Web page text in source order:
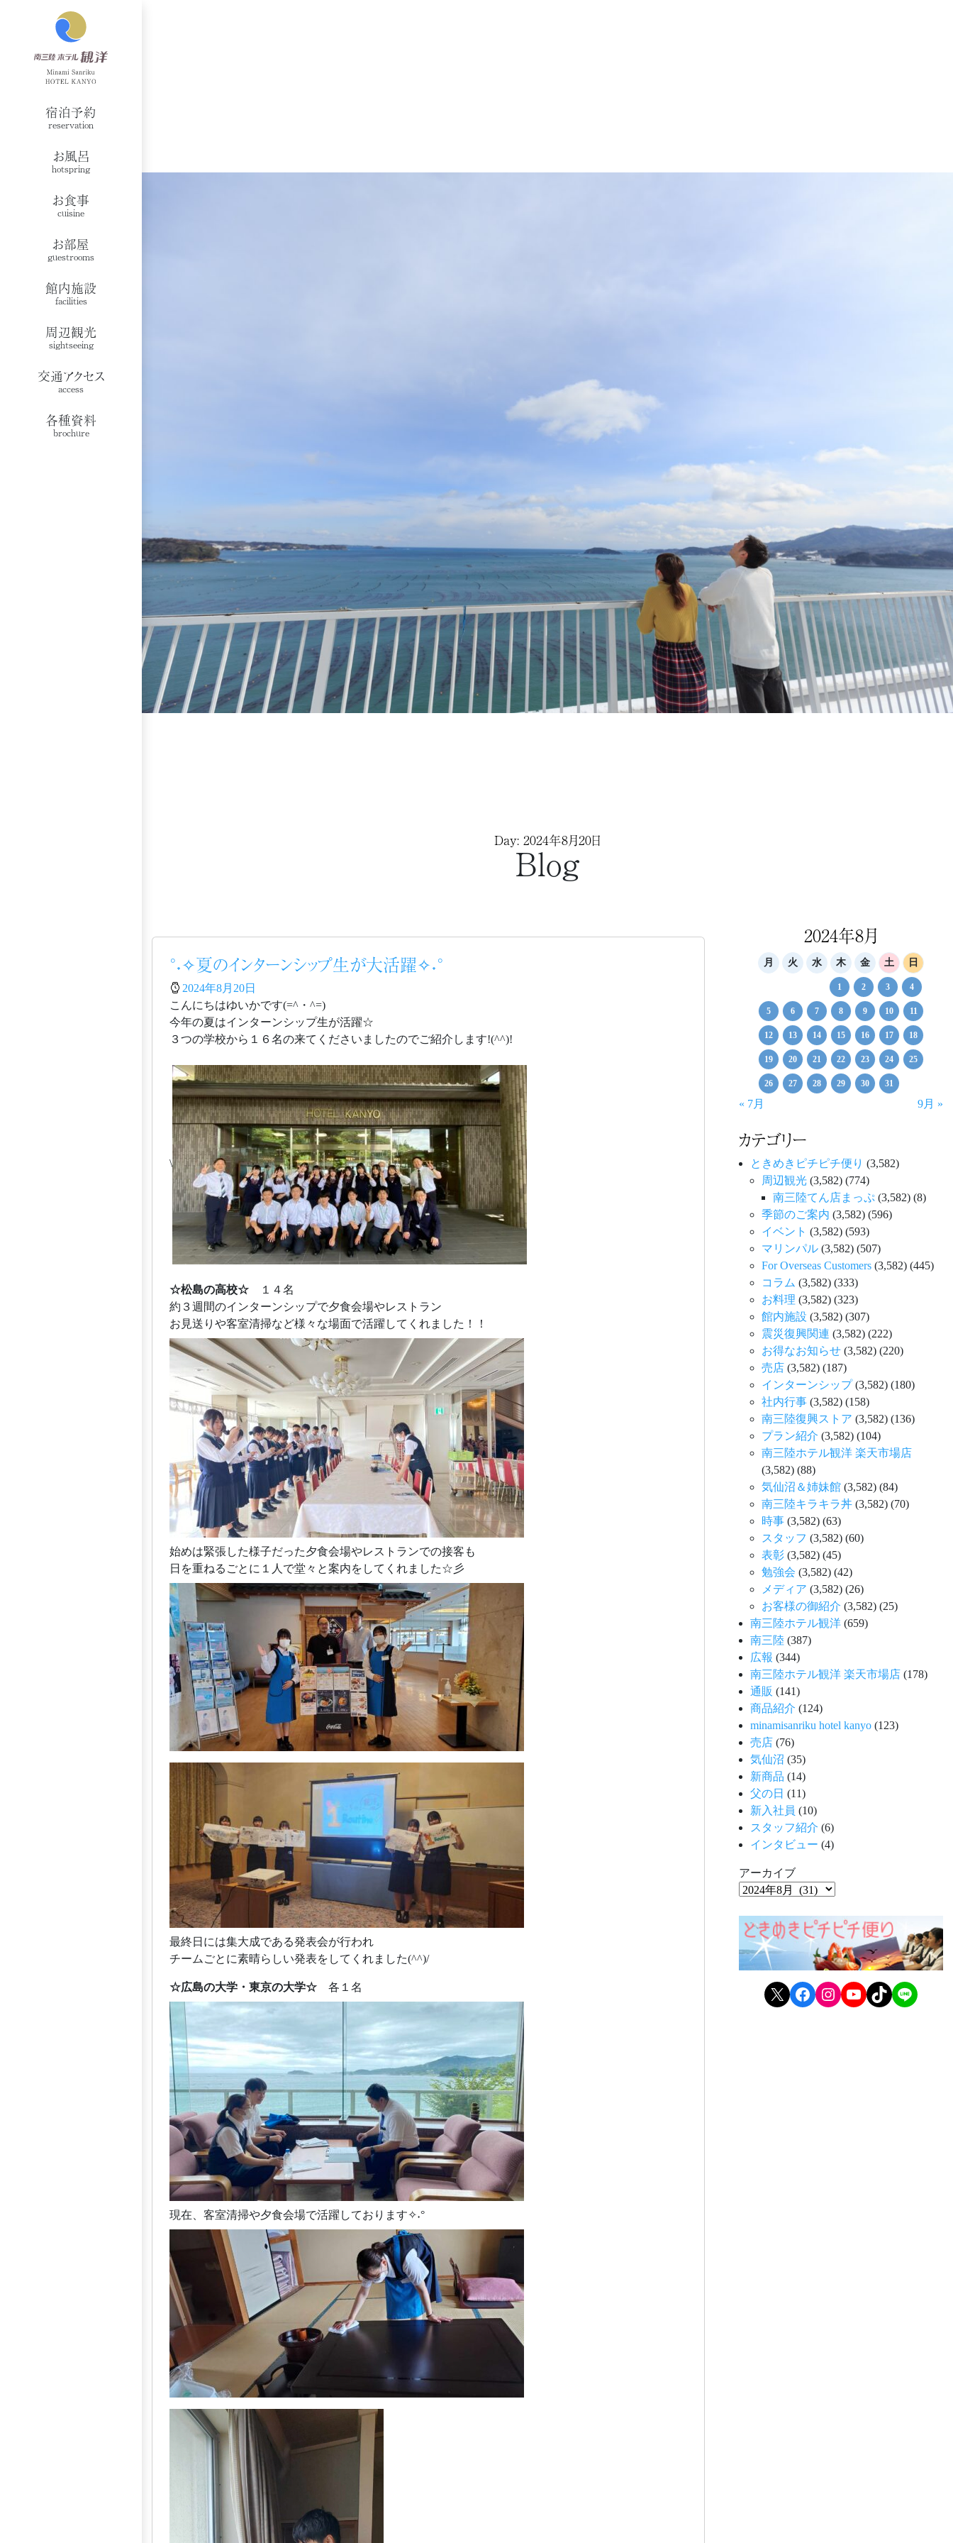
宿泊予約
reservation
お風呂
hotspring
お食事
cuisine
お部屋
guestrooms
館内施設
facilities
周辺観光
sightseeing
交通アクセス
access
各種資料
brochure
Day: 2024年8月20日
Blog
°˖✧夏のインターンシップ生が大活躍✧˖°
2024年8月20日
こんにちはゆいかです(=^・^=)
今年の夏はインターンシップ生が活躍☆
３つの学校から１６名の来てくださいましたのでご紹介します!(^^)!
\
☆松島の高校☆ １４名
約３週間のインターンシップで夕食会場やレストラン
お見送りや客室清掃など様々な場面で活躍してくれました！！
始めは緊張した様子だった夕食会場やレストランでの接客も
日を重ねるごとに１人で堂々と案内をしてくれました☆彡
最終日には集大成である発表会が行われ
チームごとに素晴らしい発表をしてくれました(^^)/
☆広島の大学・東京の大学☆ 各１名
現在、客室清掃や夕食会場で活躍しております✧˖°
2024年8月
月 火 水 木 金 土 日
1 2 3 4
5 6 7 8 9 10 11
12 13 14 15 16 17 18
19 20 21 22 23 24 25
26 27 28 29 30 31
« 7月 9月 »
カテゴリー
ときめきピチピチ便り (3,582)
周辺観光 (3,582) (774)
南三陸てん店まっぷ (3,582) (8)
季節のご案内 (3,582) (596)
イベント (3,582) (593)
マリンパル (3,582) (507)
For Overseas Customers (3,582) (445)
コラム (3,582) (333)
お料理 (3,582) (323)
館内施設 (3,582) (307)
震災復興関連 (3,582) (222)
お得なお知らせ (3,582) (220)
売店 (3,582) (187)
インターンシップ(3,582) (180)
社内行事 (3,582) (158)
南三陸復興ストア (3,582) (136)
プラン紹介 (3,582) (104)
南三陸ホテル観洋 楽天市場店
(3,582) (88)
気仙沼＆姉妹館 (3,582) (84)
南三陸キラキラ丼 (3,582) (70)
時事 (3,582) (63)
スタッフ (3,582) (60)
表彰 (3,582) (45)
勉強会 (3,582) (42)
メディア (3,582) (26)
お客様の御紹介 (3,582) (25)
南三陸ホテル観洋 (659)
南三陸 (387)
広報 (344)
南三陸ホテル観洋 楽天市場店 (178)
通販 (141)
商品紹介 (124)
minamisanriku hotel kanyo (123)
売店 (76)
気仙沼 (35)
新商品 (14)
父の日 (11)
新入社員 (10)
スタッフ紹介 (6)
インタビュー (4)
アーカイブ
X Facebook Instagram YouTube TikTok LINE